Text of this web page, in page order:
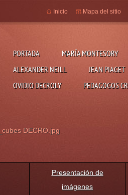
PORTADA MARÍA MONTESORY
ALEXANDER NEILL
JEAN PIAGET
OVIDIO DECROLY
PEDAGOGOS
Inicio Mapa del sitio
DECRO.jpg
Presentación de
imágenes